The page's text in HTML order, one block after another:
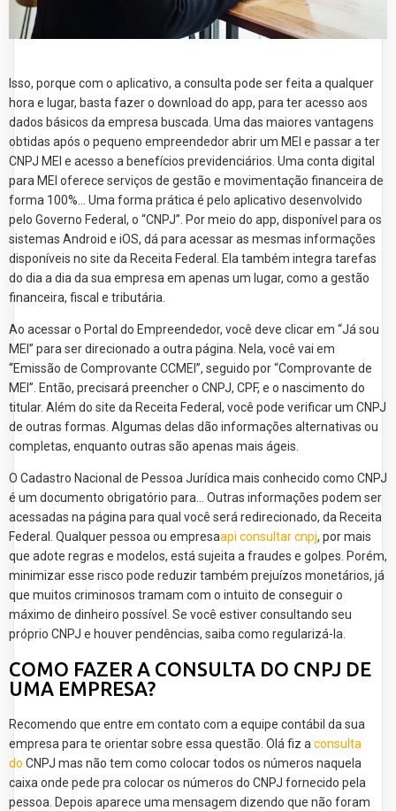
Isso, porque com o aplicativo, a consulta pode ser feita a qualquer
hora e lugar, basta fazer o download do app, para ter acesso aos
dados básicos da empresa buscada. Uma das maiores vantagens
obtidas após o pequeno empreendedor abrir um MEI e passar a ter
CNPJ MEI e acesso a benefícios previdenciários. Uma conta digital
para MEI oferece serviços de gestão e movimentação financeira de
forma 100%... Uma forma prática é pelo aplicativo desenvolvido
pelo Governo Federal, o “CNPJ”. Por meio do app, disponível para os
sistemas Android e iOS, dá para acessar as mesmas informações
disponíveis no site da Receita Federal. Ela também integra tarefas
do dia a dia da sua empresa em apenas um lugar, como a gestão
financeira, fiscal e tributária.
Ao acessar o Portal do Empreendedor, você deve clicar em “Já sou
MEI” para ser direcionado a outra página. Nela, você vai em
“Emissão de Comprovante CCMEI”, seguido por “Comprovante de
MEI”. Então, precisará preencher o CNPJ, CPF, e o nascimento do
titular. Além do site da Receita Federal, você pode verificar um CNPJ
de outras formas. Algumas delas dão informações alternativas ou
completas, enquanto outras são apenas mais ágeis.
O Cadastro Nacional de Pessoa Jurídica mais conhecido como CNPJ
é um documento obrigatório para... Outras informações podem ser
acessadas na página para qual você será redirecionado, da Receita
Federal. Qualquer pessoa ou empresaapi consultar cnpj, por mais
que adote regras e modelos, está sujeita a fraudes e golpes. Porém,
minimizar esse risco pode reduzir também prejuízos monetários, já
que muitos criminosos tramam com o intuito de conseguir o
máximo de dinheiro possível. Se você estiver consultando seu
próprio CNPJ e houver pendências, saiba como regularizá-la.
COMO FAZER A CONSULTA DO CNPJ DE
UMA EMPRESA?
Recomendo que entre em contato com a equipe contábil da sua
empresa para te orientar sobre essa questão. Olá fiz a consulta
do CNPJ mas não tem como colocar todos os números naquela
caixa onde pede pra colocar os números do CNPJ fornecido pela
pessoa. Depois aparece uma mensagem dizendo que não foram